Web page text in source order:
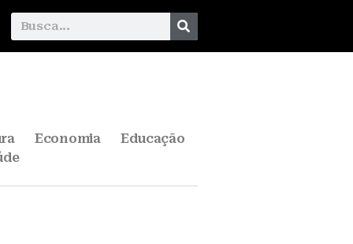
Economia
Educação